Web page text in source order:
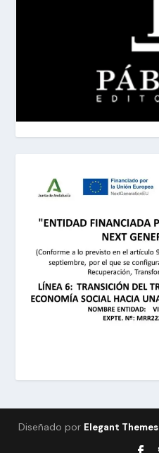
Diseñado por Elegant Themes